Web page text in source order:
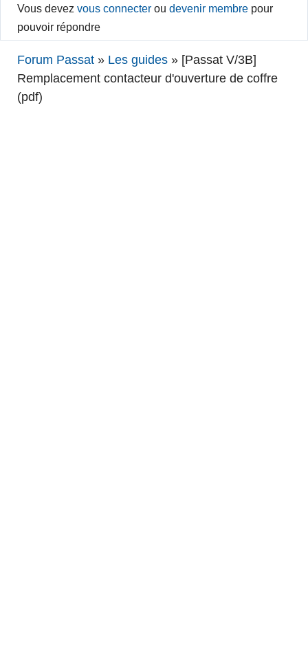
Vous devezvous connecter oudevenir membre pour
pouvoir répondre
Forum Passat » Les guides » [Passat V/3B]
Remplacement contacteur d'ouverture de coffre
(pdf)